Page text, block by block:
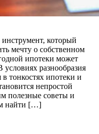
который
мечту о собственном
ипотеки может
разнообразия
тонкостях ипотеки и
непростой
полезные советы и
найти […]